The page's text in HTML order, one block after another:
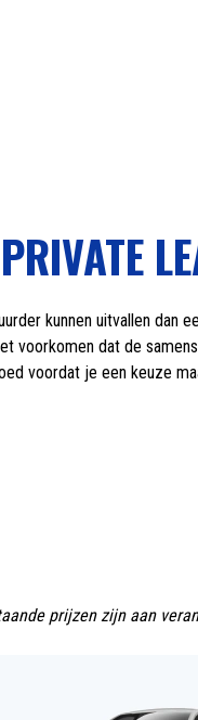
kunnen uitvallen dan
voorkomen dat de
voordat je een keuze
prijzen zijn aan